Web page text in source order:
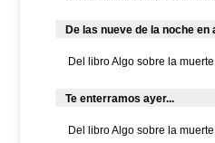
De las nueve de la noche en
Del libro Algo sobre la
Te enterramos ayer...
Del libro Algo sobre la